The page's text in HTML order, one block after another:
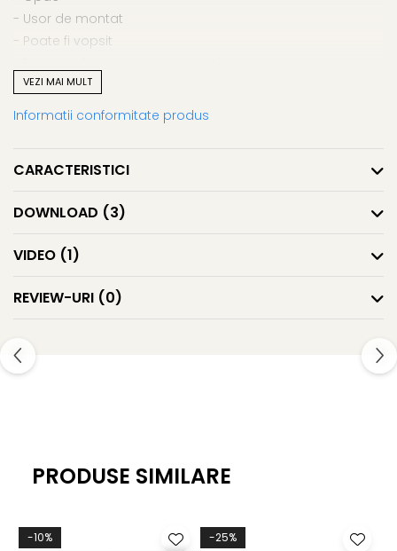
- Usor de montat
- Poate fi vopsit
- Rezistent la intemperii (rezistent la apa si inghet)
- Fara solventi si CFC, ecologic
Pretul este pentru o bucata de 2m.
VEZI MAI MULT
Informatii conformitate produs
CARACTERISTICI
DOWNLOAD (3)
VIDEO (1)
REVIEW-URI (0)
PRODUSE SIMILARE
-10% -25%